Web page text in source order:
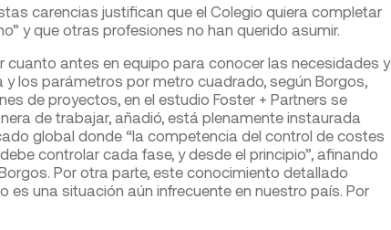
carencias justifican que el Colegio quiera completar
y que otras profesiones no han querido asumir.
cuanto antes en equipo para conocer las necesidades y
los parámetros por metro cuadrado, según Borgos,
de proyectos, en el estudio Foster + Partners se
de trabajar, añadió, está plenamente instaurada
global donde “la competencia del control de costes
controlar cada fase, y desde el principio”, afinando
Por otra parte, este conocimiento detallado
una situación aún infrecuente en nuestro país. Por